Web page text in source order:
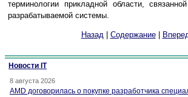
терминологии прикладной области,
разрабатываемой системы.
Назад| Содержание|
Новости IT
8 августа 2026
AMD договорилась о покупке разработчика